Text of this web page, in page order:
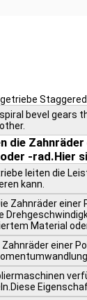
bevel
die
-rad.Hier
leiten die
kann.
Zahnräder
Material
einer